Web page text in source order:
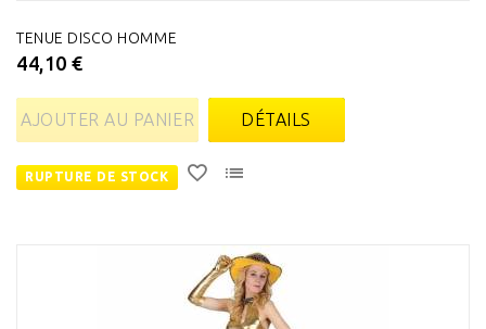
TENUE DISCO HOMME
44,10 €
AJOUTER AU PANIER DÉTAILS
RUPTURE DE STOCK